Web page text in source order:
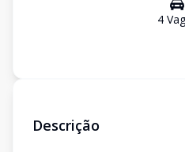
4
Descrição